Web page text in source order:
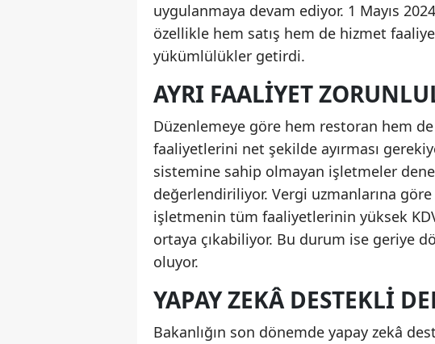
uygulanmaya devam ediyor. 1 Mayıs
özellikle hem satış hem de hizmet
yükümlülükler getirdi.
AYRI FAALIYET
Düzenlemeye göre hem restoran hem
faaliyetlerini net şekilde ayırması
sistemine sahip olmayan işletmeler
değerlendiriliyor. Vergi uzmanlarına göre
işletmenin tüm faaliyetlerinin yüksek
ortaya çıkabiliyor. Bu durum ise geriye
oluyor.
YAPAY ZEKÂ DESTEKLI
Bakanlığın son dönemde yapay zekâ